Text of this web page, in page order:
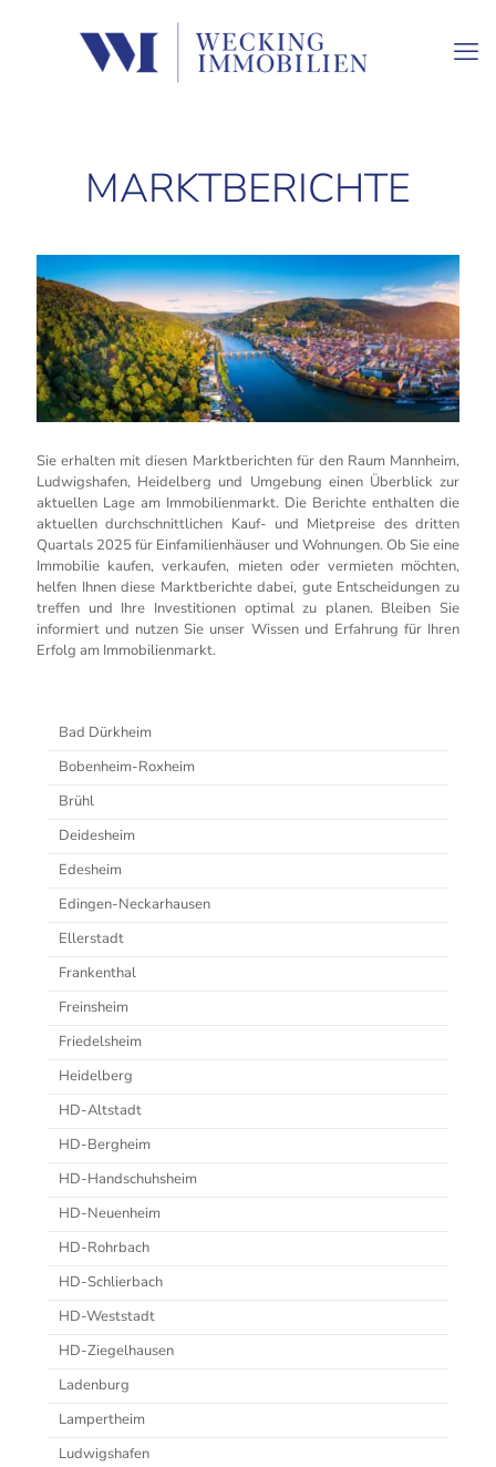
MARKTBERICHTE
Sie erhalten mit diesen Marktberichten für den Raum Mannheim,
Ludwigshafen, Heidelberg und Umgebung einen Überblick zur
aktuellen Lage am Immobilienmarkt. Die Berichte enthalten die
aktuellen durchschnittlichen Kauf- und Mietpreise des dritten
Quartals 2025 für Einfamilienhäuser und Wohnungen. Ob Sie eine
Immobilie kaufen, verkaufen, mieten oder vermieten möchten,
helfen Ihnen diese Marktberichte dabei, gute Entscheidungen zu
treffen und Ihre Investitionen optimal zu planen. Bleiben Sie
informiert und nutzen Sie unser Wissen und Erfahrung für Ihren
Erfolg am Immobilienmarkt.
Bad Dürkheim
Bobenheim-Roxheim
Brühl
Deidesheim
Edesheim
Edingen-Neckarhausen
Ellerstadt
Frankenthal
Freinsheim
Friedelsheim
Heidelberg
HD-Altstadt
HD-Bergheim
HD-Handschuhsheim
HD-Neuenheim
HD-Rohrbach
HD-Schlierbach
HD-Weststadt
HD-Ziegelhausen
Ladenburg
Lampertheim
Ludwigshafen